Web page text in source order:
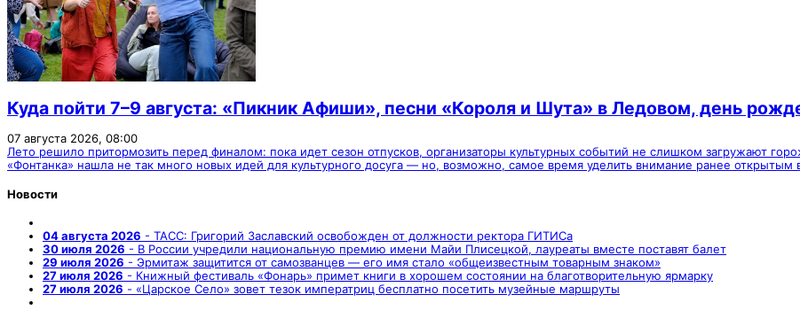
Куда пойти 7–9 августа: «Пикник Афиши», песни «Короля и Шута» в Ледовом, день
07 августа 2026, 08:00
Лето решило притормозить перед финалом: пока идет сезон отпусков, организаторы культурных событий не слишком загружают
«Фонтанка» нашла не так много новых идей для культурного досуга — но, возможно, самое время уделить внимание ранее открытым
Новости
04 августа 2026 - ТАСС: Григорий Заславский освобожден от должности ректора ГИТИСа
30 июля 2026 - В России учредили национальную премию имени Майи Плисецкой, лауреаты вместе поставят балет
29 июля 2026 - Эрмитаж защитится от самозванцев — его имя стало «общеизвестным товарным знаком»
27 июля 2026 - Книжный фестиваль «Фонарь» примет книги в хорошем состоянии на благотворительную ярмарку
27 июля 2026 - «Царское Село» зовет тезок императриц бесплатно посетить музейные маршруты